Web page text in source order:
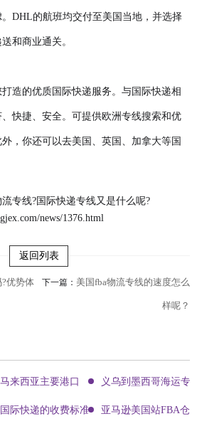
DHL的航班均交付至美国当地，并选择
和商业通关。
造的优质国际快递服务。与国际快递相
快捷、安全。可提供欧洲专线搜索和优
，你还可以去美国、英国、加拿大等国
专线?国际快递专线又是什么呢?
news/1376.html
返回列表
优势体 下一篇： 美国fba物流专线的速度怎么
样呢？
线区别
马来西亚主要港口 义乌到墨西哥海运专
服热线
国际快递的收费标准!四大国际快递的尺寸重
亚马逊美国站FBA仓